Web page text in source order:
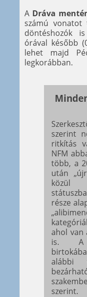
A Dráva
számú
döntéshozók
órával később
lehet majd
legkorábban.
szerint
ritkítás
NFM
több, a
után
közül
része
ahol van
is. A
alábbi
szerint.